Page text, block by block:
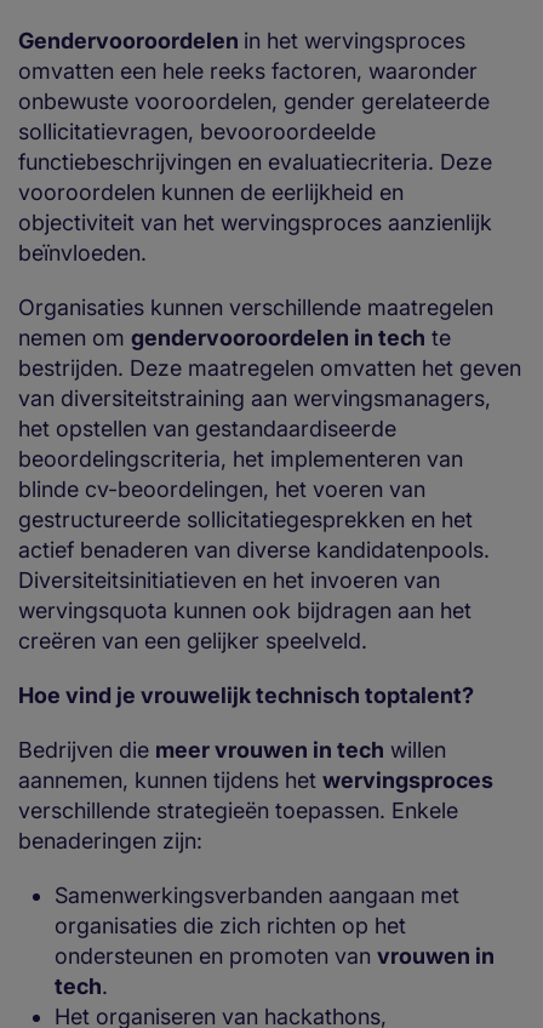
Gendervooroordelen in het wervingsproces
omvatten een hele reeks factoren, waaronder
onbewuste vooroordelen, gender gerelateerde
sollicitatievragen, bevooroordeelde
functiebeschrijvingen en evaluatiecriteria. Deze
vooroordelen kunnen de eerlijkheid en
objectiviteit van het wervingsproces aanzienlijk
beïnvloeden.
Organisaties kunnen verschillende maatregelen
nemen om gendervooroordelen in tech te
bestrijden. Deze maatregelen omvatten het geven
van diversiteitstraining aan wervingsmanagers,
het opstellen van gestandaardiseerde
beoordelingscriteria, het implementeren van
blinde cv-beoordelingen, het voeren van
gestructureerde sollicitatiegesprekken en het
actief benaderen van diverse kandidatenpools.
Diversiteitsinitiatieven en het invoeren van
wervingsquota kunnen ook bijdragen aan het
creëren van een gelijker speelveld.
Hoe vind je vrouwelijk technisch toptalent?
Bedrijven die meer vrouwen in tech willen
aannemen, kunnen tijdens het wervingsproces
verschillende strategieën toepassen. Enkele
benaderingen zijn:
Samenwerkingsverbanden aangaan met
organisaties die zich richten op het
ondersteunen en promoten van vrouwen in
tech.
Het organiseren van hackathons,